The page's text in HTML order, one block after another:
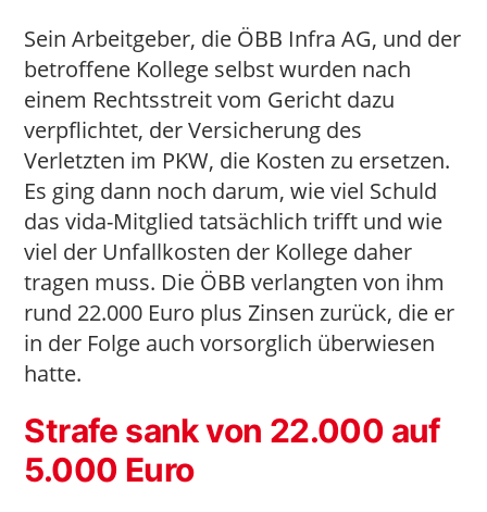
Sein Arbeitgeber, die ÖBB Infra AG, und der
betroffene Kollege selbst wurden nach
einem Rechtsstreit vom Gericht dazu
verpflichtet, der Versicherung des
Verletzten im PKW, die Kosten zu ersetzen.
Es ging dann noch darum, wie viel Schuld
das vida-Mitglied tatsächlich trifft und wie
viel der Unfallkosten der Kollege daher
tragen muss. Die ÖBB verlangten von ihm
rund 22.000 Euro plus Zinsen zurück, die er
in der Folge auch vorsorglich überwiesen
hatte.
Strafe sank von 22.000 auf
5.000 Euro